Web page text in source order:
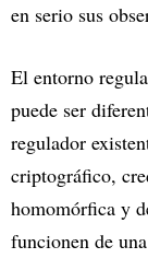
en serio sus
El entorno
puede ser
regulador
criptográfico,
homomórfica y
funcionen de